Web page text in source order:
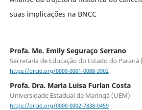
suas implicações na BNCC
Profa. Me. Emily Seguraço Serrano
Secretaria de Educação do Estado do Paraná
https://orcid.org/0009-0001-0088-3902
Profa. Dra. Maria Luisa Furlan Costa
Universidade Estadual de Maringá (UEM)
https://orcid.org/0000-0002-7838-0459